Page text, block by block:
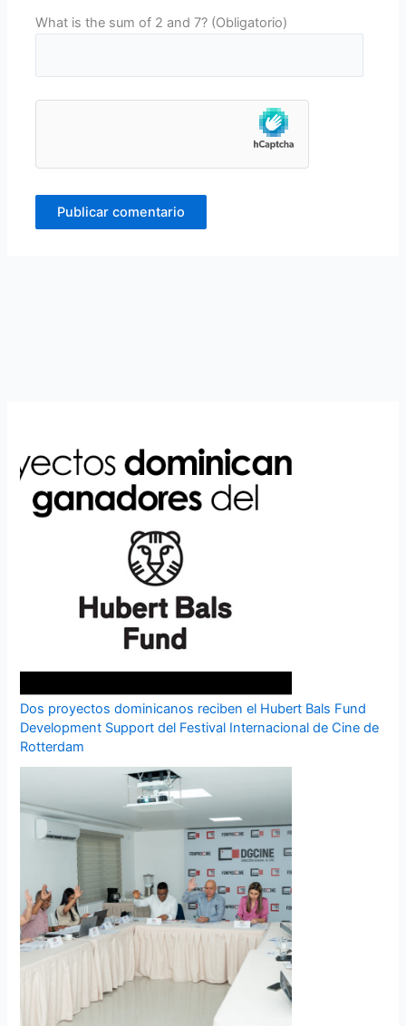
What is the sum of 2 and 7? (Obligatorio)
Dos proyectos dominicanos reciben el Hubert Bals Fund
Development Support del Festival Internacional de Cine de
Rotterdam